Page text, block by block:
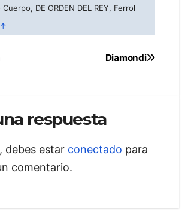
Cuerpo, DE ORDEN DEL REY, Ferrol
↑
Diamondi
respuesta
debes estar conectado para
comentario.